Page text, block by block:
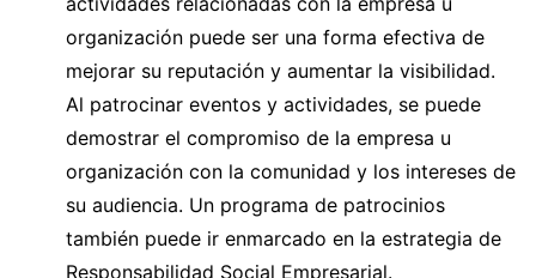
organización puede ser una forma efectiva de
mejorar su reputación y aumentar la visibilidad.
Al patrocinar eventos y actividades, se puede
demostrar el compromiso de la empresa u
organización con la comunidad y los intereses de
su audiencia. Un programa de patrocinios
también puede ir enmarcado en la estrategia de
Responsabilidad Social Empresarial.